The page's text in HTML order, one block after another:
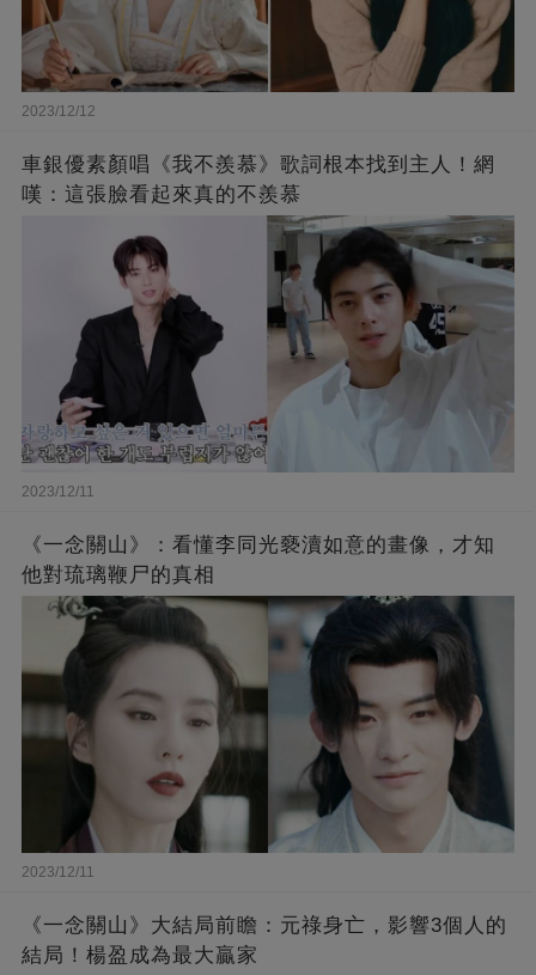
2023/12/12
車銀優素顏唱《我不羨慕》歌詞根本找到主人！網
嘆：這張臉看起來真的不羨慕
2023/12/11
《一念關山》：看懂李同光褻瀆如意的畫像，才知
他對琉璃鞭尸的真相
2023/12/11
《一念關山》大結局前瞻：元祿身亡，影響3個人的
結局！楊盈成為最大贏家